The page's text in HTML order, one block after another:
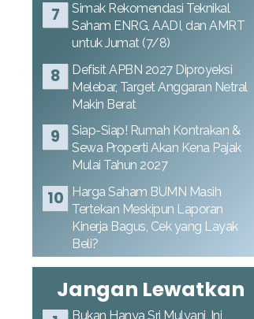
Simak Rekomendasi Teknikal
Saham ENRG, AADI, dan AMRT
untuk Jumat (7/8)
Defisit APBN 2027 Diproyeksi
Melebar, Target Anggaran Netral
Makin Berat
Siap-Siap! Rumah Kontrakan &
Sewa Properti Akan Kena Pajak
Mulai Tahun 2027
Harga Saham BUMN Masih
Tertekan Meskipun Laporan
Kinerja Bagus, Cek yang Layak
Beli?
Jangan Lewatkan
Bukan Hanya Sri Mulyani, Ini